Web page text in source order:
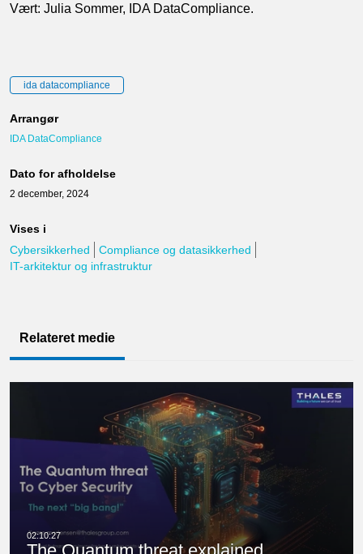
Vært: Julia Sommer, IDA DataCompliance.
ida datacompliance
Arrangør
IDA DataCompliance
Dato for afholdelse
2 december, 2024
Vises i
Cybersikkerhed
Compliance og datasikkerhed
IT-arkitektur og infrastruktur
Relateret medie